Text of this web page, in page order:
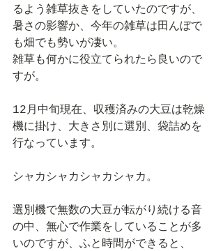
るよう雑草抜きをしていたのですが、
暑さの影響か、今年の雑草は田んぼで
も畑でも勢いが凄い。
雑草も何かに役立てられたら良いので
すが。
12月中旬現在、収穫済みの大豆は乾燥
機に掛け、大きさ別に選別、袋詰めを
行なっています。
シャカシャカシャカシャカ。
選別機で無数の大豆が転がり続ける音
の中、無心で作業をしていることが多
いのですが、ふと時間ができると、